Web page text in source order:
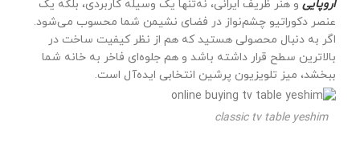
اروپایی و هنر ظریف ایرانی، نه‌تنها یک وسیله کاربردی، بلکه یک
عنصر دکوراتیو چشم‌نواز در فضای نشیمن شما محسوب می‌شود.
اگر به دنبال محصولی هستید که هم از نظر کیفیت ساخت در
بالاترین سطح قرار داشته باشد و هم جلوه‌ای فاخر به خانه شما
ببخشد، میز تلویزیون پرشین انتخابی ایده‌آل است.
classic tv table yeshim